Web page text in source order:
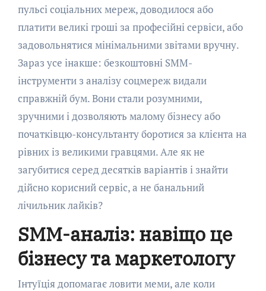
пульсі соціальних мереж, доводилося або
платити великі гроші за професійні сервіси, або
задовольнятися мінімальними звітами вручну.
Зараз усе інакше: безкоштовні SMM-
інструменти з аналізу соцмереж видали
справжній бум. Вони стали розумними,
зручними і дозволяють малому бізнесу або
початківцю-консультанту боротися за клієнта на
рівних із великими гравцями. Але як не
загубитися серед десятків варіантів і знайти
дійсно корисний сервіс, а не банальний
лічильник лайків?
SMM-аналіз: навіщо це
бізнесу та маркетологу
Інтуїція допомагає ловити меми, але коли